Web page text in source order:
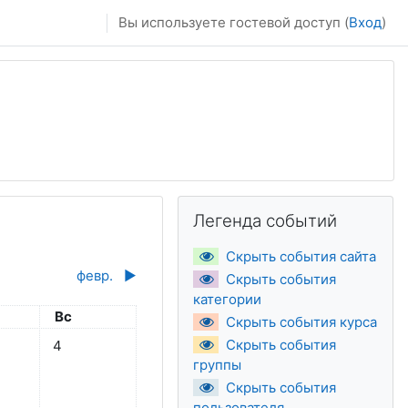
Вы используете гостевой доступ (Вход)
февр. ▶︎
Воскресенье
Вс
январясуббота 3 января
Нет событий, воскресенье 4 января
4
Легенда событий
Скрыть события сайта
Скрыть события
категории
Скрыть события курса
Скрыть события
группы
Скрыть события